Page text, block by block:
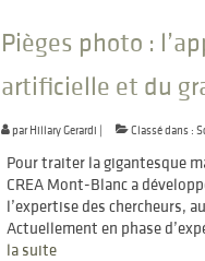
Pièges photo :
artificielle et du
parHillary Gerardi | Classé dans :
Pour traiter la gigantesque
CREA Mont-Blanc a
l’expertise des chercheurs,
Actuellement en phase
la suite­­